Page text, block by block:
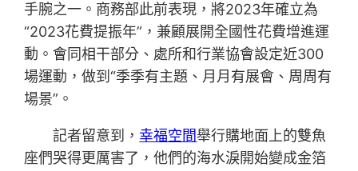
手腕之一。商務部此前表現，將2023年確立為
“2023花費提振年”，兼顧展開全國性花費增進運
動。會同相干部分、處所和行業協會設定近300
場運動，做到“季季有主題、月月有展會、周周有
場景”。
記者留意到，幸福空間舉行購地面上的雙魚
座們哭得更厲害了，他們的海水淚開始變成金箔